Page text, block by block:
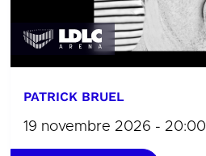
PATRICK BRUEL
19 novembre 2026 - 20:00